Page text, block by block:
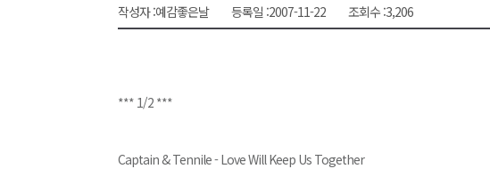
원자치도교육청 교감급 이상 387명 인사
작성자 :예감좋은날 등록일 :2007-11-22 조회수 :3,206
*** 1/2 ***
Captain & Tennile - Love Will Keep Us Together